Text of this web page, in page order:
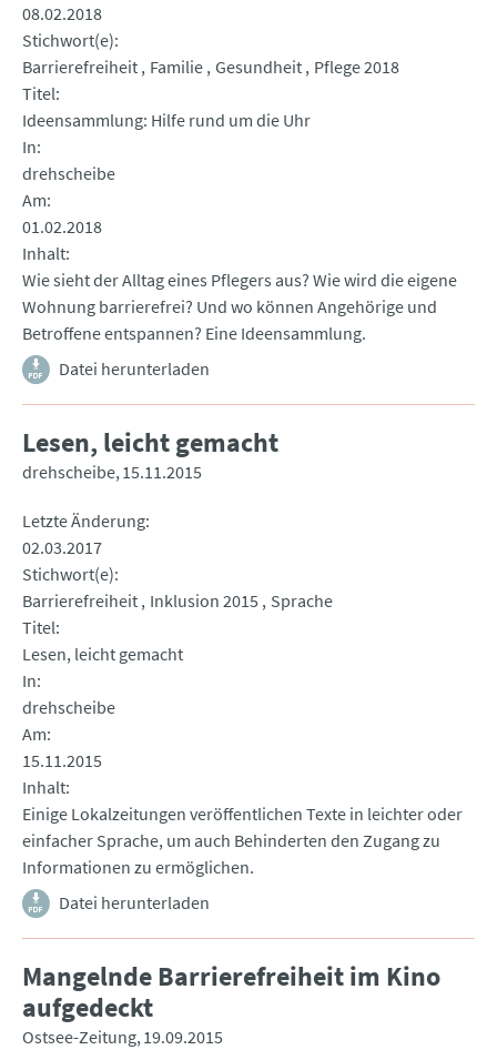
08.02.2018
Stichwort(e)
Barrierefreiheit Familie Gesundheit Pflege 2018
Titel
Ideensammlung: Hilfe rund um die Uhr
In
drehscheibe
Am
01.02.2018
Inhalt
Wie sieht der Alltag eines Pflegers aus? Wie wird die eigene
Wohnung barrierefrei? Und wo können Angehörige und
Betroffene entspannen? Eine Ideensammlung.
Datei herunterladen
Lesen, leicht gemacht
drehscheibe 15.11.2015
Letzte Änderung
02.03.2017
Stichwort(e)
Barrierefreiheit Inklusion 2015
Sprache
Titel
Lesen, leicht gemacht
In
drehscheibe
Am
15.11.2015
Inhalt
Einige Lokalzeitungen veröffentlichen Texte in leichter oder
einfacher Sprache, um auch Behinderten den Zugang zu
Informationen zu ermöglichen.
Datei herunterladen
Mangelnde Barrierefreiheit im Kino
aufgedeckt
Ostsee-Zeitung 19.09.2015